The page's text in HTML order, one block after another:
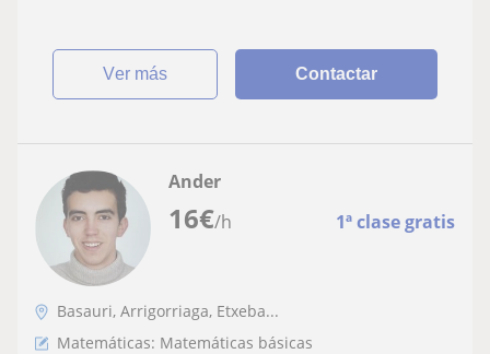
ver más Contactar
16€/h 1ª clase gratis
Ander
Basauri, Arrigorriaga, Etxeba...
Matemáticas: Matemáticas básicas